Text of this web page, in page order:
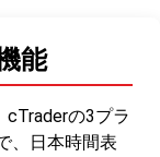
能
cTraderの3プラ
、日本時間表